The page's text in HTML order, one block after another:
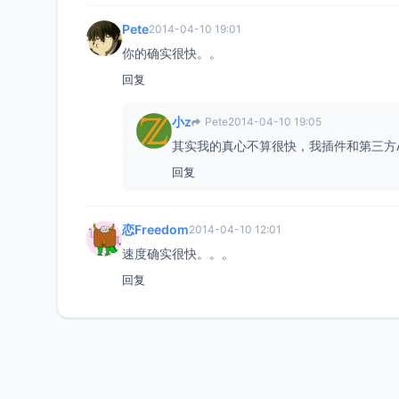
Pete2014-04-10 19:01
你的确实很快。。
回复
小z Pete2014-04-10 19:05
其实我的真心不算很快，我插件和第三方
回复
恋Freedom2014-04-10 12:01
速度确实很快。。。
回复